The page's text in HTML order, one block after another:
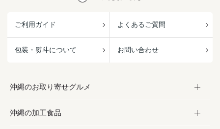
ご利用ガイド よくあるご質問
包装・熨斗について お問い合わせ
沖縄のお取り寄せグルメ
お取り寄せグルメ
沖縄の加工食品